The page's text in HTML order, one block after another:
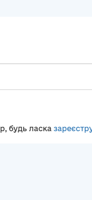
будь ласка